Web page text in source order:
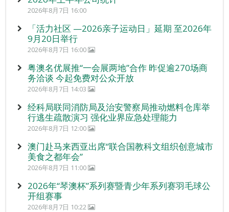
2026年8月7日 16:00
「活力社区 —2026亲子运动日」延期 至2026年
9月20日举行
2026年8月7日 16:00
粤澳名优展推“一会展两地”合作 昨促逾270场商
务洽谈 今起免费对公众开放
2026年8月7日 14:03
经科局联同消防局及治安警察局推动燃料仓库举
行逃生疏散演习 强化业界应急处理能力
2026年8月7日 12:00
澳门赴马来西亚出席“联合国教科文组织创意城市
美食之都年会”
2026年8月7日 11:00
2026年“琴澳杯”系列赛暨青少年系列赛羽毛球公
开组赛事
2026年8月7日 10:22